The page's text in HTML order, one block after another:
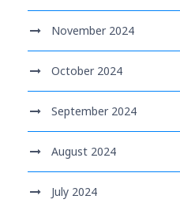
November 2024
October 2024
September 2024
August 2024
July 2024